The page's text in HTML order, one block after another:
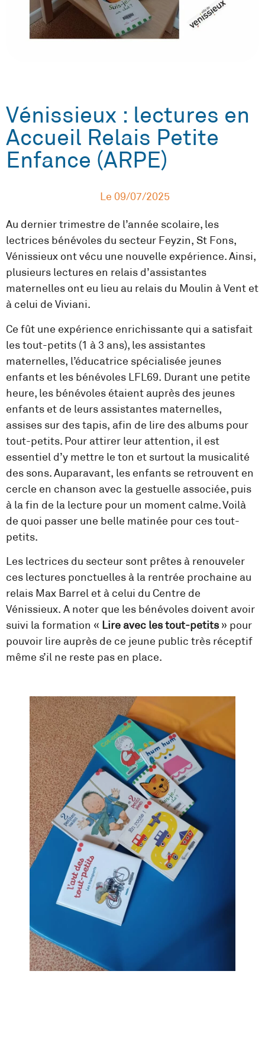
Vénissieux : lectures en
Accueil Relais Petite
Enfance (ARPE)
Le 09/07/2025
Au dernier trimestre de l’année scolaire, les
lectrices bénévoles du secteur Feyzin, St Fons,
Vénissieux ont vécu une nouvelle expérience. Ainsi,
plusieurs lectures en relais d’assistantes
maternelles ont eu lieu au relais du Moulin à Vent et
à celui de Viviani.
Ce fût une expérience enrichissante qui a satisfait
les tout-petits (1 à 3 ans), les assistantes
maternelles, l’éducatrice spécialisée jeunes
enfants et les bénévoles LFL69. Durant une petite
heure, les bénévoles étaient auprès des jeunes
enfants et de leurs assistantes maternelles,
assises sur des tapis, afin de lire des albums pour
tout-petits. Pour attirer leur attention, il est
essentiel d’y mettre le ton et surtout la musicalité
des sons. Auparavant, les enfants se retrouvent en
cercle en chanson avec la gestuelle associée, puis
à la fin de la lecture pour un moment calme. Voilà
de quoi passer une belle matinée pour ces tout-
petits.
Les lectrices du secteur sont prêtes à renouveler
ces lectures ponctuelles à la rentrée prochaine au
relais Max Barrel et à celui du Centre de
Vénissieux. A noter que les bénévoles doivent avoir
suivi la formation « Lire avec les tout-petits » pour
pouvoir lire auprès de ce jeune public très réceptif
même s’il ne reste pas en place.